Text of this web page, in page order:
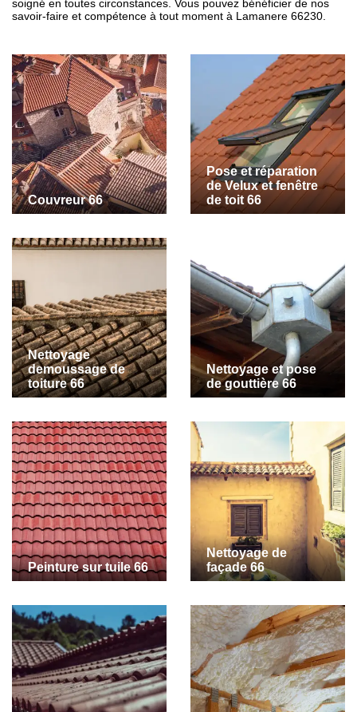
soigné en toutes circonstances. Vous pouvez bénéficier de nos
savoir-faire et compétence à tout moment à Lamanere 66230.
Couvreur 66
Pose et réparation
de Velux et fenêtre
de toit 66
Nettoyage
demoussage de
toiture 66
Nettoyage et pose
de gouttière 66
Peinture sur tuile 66
Nettoyage de
façade 66